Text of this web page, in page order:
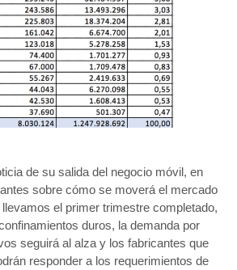
de su salida del negocio móvil, en
sobre cómo se moverá el mercado
el primer trimestre completado,
duros, la demanda por
seguirá al alza y los fabricantes que
responder a los requerimientos de